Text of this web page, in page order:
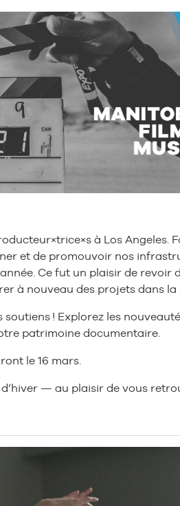
à Los Angeles.
et de promouvoir nos
Ce fut un plaisir de revoir
à nouveau des projets dans la
! Explorez les
patrimoine documentaire.
le 16 mars.
— au plaisir de vous